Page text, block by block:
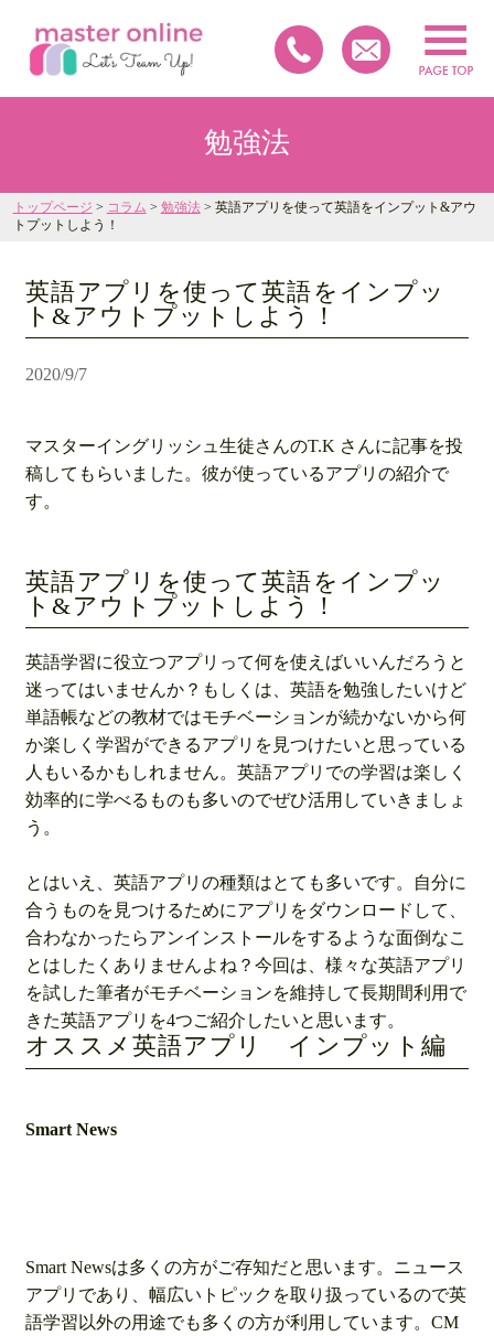
勉強法
トップページ > コラム > 勉強法> 英語アプリを使って英語をインプット&アウ
トプットしよう！
英語アプリを使って英語をインプッ
ト&アウトプットしよう！
2020/9/7
マスターイングリッシュ生徒さんのT.K さんに記事を投
稿してもらいました。彼が使っているアプリの紹介で
す。
英語アプリを使って英語をインプッ
ト&アウトプットしよう！
英語学習に役立つアプリって何を使えばいいんだろうと
迷ってはいませんか？もしくは、英語を勉強したいけど
単語帳などの教材ではモチベーションが続かないから何
か楽しく学習ができるアプリを見つけたいと思っている
人もいるかもしれません。英語アプリでの学習は楽しく
効率的に学べるものも多いのでぜひ活用していきましょ
う。
とはいえ、英語アプリの種類はとても多いです。自分に
合うものを見つけるためにアプリをダウンロードして、
合わなかったらアンインストールをするような面倒なこ
とはしたくありませんよね？今回は、様々な英語アプリ
を試した筆者がモチベーションを維持して長期間利用で
きた英語アプリを4つご紹介したいと思います。
オススメ英語アプリ インプット編
Smart News
Smart Newsは多くの方がご存知だと思います。ニュース
アプリであり、幅広いトピックを取り扱っているので英
語学習以外の用途でも多くの方が利用しています。CM